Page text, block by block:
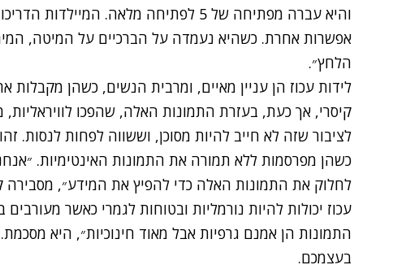
והיא עברה מפתיחה של 5 לפתיחה מלאה.
אפשרות אחרת. כשהיא נעמדה על הברכיים על המיטה, המים
הלחץ״.
לידות עכוז הן עניין מאיים, ומרבית הנשים, כשהן מקבלות
קיסרי, אך כעת, בעזרת התמונות האלה, שהפכו לוויראליות,
לציבור שזה לא חייב להיות מסוכן, וששווה לפחות לנסות.
כשהן מפרסמות ללא תמורה את התמונות האינטימיות.
לחלוק את התמונות האלה כדי להפיץ את המידע״, מסבירה
עכוז יכולות להיות נורמליות ובטוחות לגמרי כאשר מעורבים
התמונות הן אמנם גרפיות אבל מאוד חינוכיות״, היא
בעצמכם.